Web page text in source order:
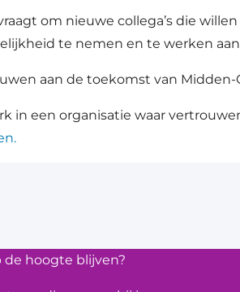
om nieuwe collega’s die
te nemen en te werken
aan de toekomst van
in een organisatie waar
de hoogte blijven?